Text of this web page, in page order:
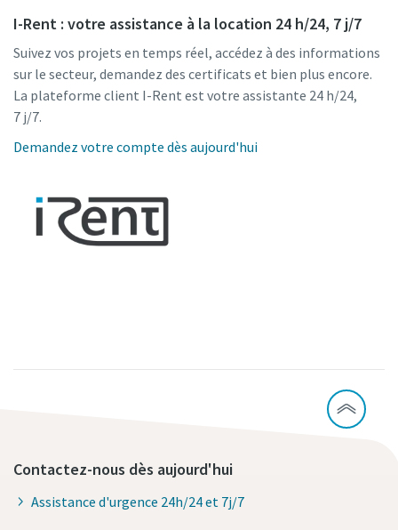
I-Rent : votre assistance à la location 24 h/24, 7 j/7
Suivez vos projets en temps réel, accédez à des informations
sur le secteur, demandez des certificats et bien plus encore.
La plateforme client I-Rent est votre assistante 24 h/24,
7 j/7.
Demandez votre compte dès aujourd'hui
Contactez-nous dès aujourd'hui
Assistance d'urgence 24h/24 et 7j/7